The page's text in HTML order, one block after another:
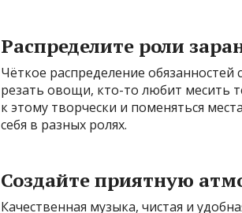
Распределите роли
Чёткое распределение обязанностей
резать овощи, кто-то любит месить
к этому творчески и поменяться
себя в разных ролях.
Создайте приятную
Качественная музыка, чистая и